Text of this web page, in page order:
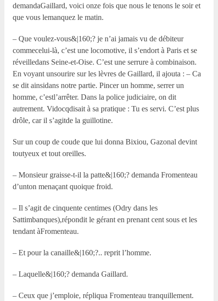
demandaGaillard, voici onze fois que nous le tenons le soir et
que vous lemanquez le matin.
– Que voulez-vous&|160;? je n’ai jamais vu de débiteur
commecelui-là, c’est une locomotive, il s’endort à Paris et se
réveilledans Seine-et-Oise. C’est une serrure à combinaison.
En voyant unsourire sur les lèvres de Gaillard, il ajouta : – Ca
se dit ainsidans notre partie. Pincer un homme, serrer un
homme, c’estl’arrêter. Dans la police judiciaire, on dit
autrement. Vidocqdisait à sa pratique : Tu es servi. C’est plus
drôle, car il s’agitde la guillotine.
Sur un coup de coude que lui donna Bixiou, Gazonal devint
toutyeux et tout oreilles.
– Monsieur graisse-t-il la patte&|160;? demanda Fromenteau
d’unton menaçant quoique froid.
– Il s’agit de cinquente centimes (Odry dans les
Sattimbanques),répondit le gérant en prenant cent sous et les
tendant àFromenteau.
– Et pour la canaille&|160;?.. reprit l’homme.
– Laquelle&|160;? demanda Gaillard.
– Ceux que j’emploie, répliqua Fromenteau tranquillement.